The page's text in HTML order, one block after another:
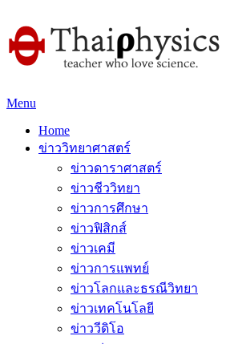
Menu
Home
ข่าววิทยาศาสตร์
ข่าวดาราศาสตร์
ข่าวชีววิทยา
ข่าวการศึกษา
ข่าวฟิสิกส์
ข่าวเคมี
ข่าวการแพทย์
ข่าวโลกและธรณีวิทยา
ข่าวเทคโนโลยี
ข่าววีดิโอ